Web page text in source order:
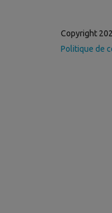
Copyright
Politique de